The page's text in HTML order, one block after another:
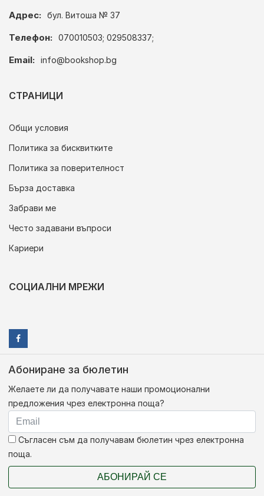
Адрес: бул. Витоша № 37
Телефон: 070010503; 029508337;
Email: info@bookshop.bg
СТРАНИЦИ
Общи условия
Политика за бисквитките
Политика за поверителност
Бърза доставка
Забрави ме
Често задавани въпроси
Кариери
СОЦИАЛНИ МРЕЖИ
Абониране за бюлетин
Желаете ли да получавате наши промоционални
предложения чрез електронна поща?
Съгласен съм да получавам бюлетин чрез електронна
поща.
АБОНИРАЙ СЕ